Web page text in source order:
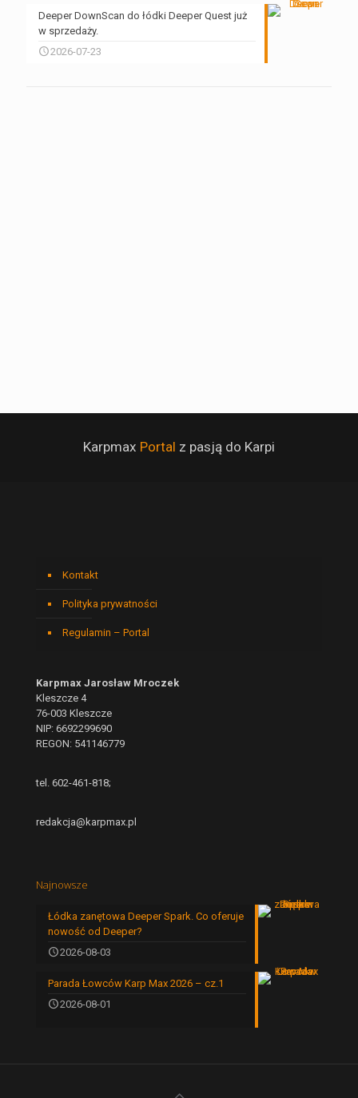
Deeper DownScan do łódki Deeper Quest już
w sprzedaży.
2026-07-23
Karpmax Portal z pasją do Karpi
Kontakt
Polityka prywatności
Regulamin – Portal
Karpmax Jarosław Mroczek
Kleszcze 4
76-003 Kleszcze
NIP: 6692299690
REGON: 541146779
tel. 602-461-818;
redakcja@karpmax.pl
Najnowsze
Łódka zanętowa Deeper Spark. Co oferuje
nowość od Deeper?
2026-08-03
Parada Łowców Karp Max 2026 – cz.1
2026-08-01